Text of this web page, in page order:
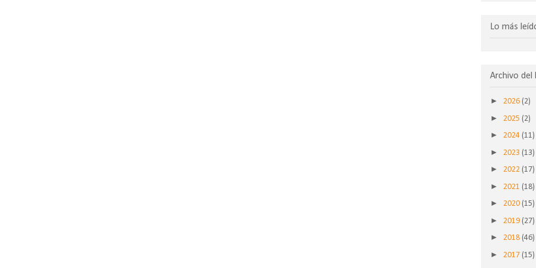
Lo más
Archivo del
► 2026 (2)
► 2025 (2)
► 2024 (11)
► 2023 (13)
► 2022 (17)
► 2021 (18)
► 2020 (15)
► 2019 (27)
► 2018 (46)
► 2017 (15)